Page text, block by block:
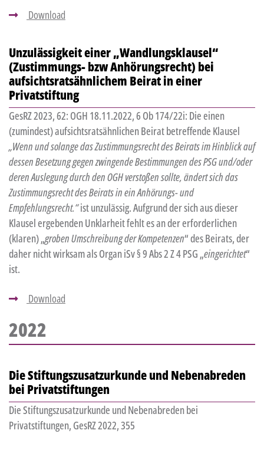
Download
Unzulässigkeit einer „Wandlungsklausel“
(Zustimmungs- bzw Anhörungsrecht) bei
aufsichtsratsähnlichem Beirat in einer
Privatstiftung
GesRZ 2023, 62: OGH 18.11.2022, 6 Ob 174/22i: Die einen
(zumindest) aufsichtsratsähnlichen Beirat betreffende Klausel
„Wenn und solange das Zustimmungsrecht des Beirats im Hinblick auf
dessen Besetzung gegen zwingende Bestimmungen des PSG und/oder
deren Auslegung durch den OGH verstoßen sollte, ändert sich das
Zustimmungsrecht des Beirats in ein Anhörungs- und
Empfehlungsrecht.“ist unzulässig. Aufgrund der sich aus dieser
Klausel ergebenden Unklarheit fehlt es an der erforderlichen
(klaren) „groben Umschreibung der Kompetenzen“ des Beirats, der
daher nicht wirksam als Organ iSv § 9 Abs 2 Z 4 PSG „eingerichtet“
ist.
Download
2022
Die Stiftungszusatzurkunde und Nebenabreden
bei Privatstiftungen
Die Stiftungszusatzurkunde und Nebenabreden bei
Privatstiftungen, GesRZ 2022, 355